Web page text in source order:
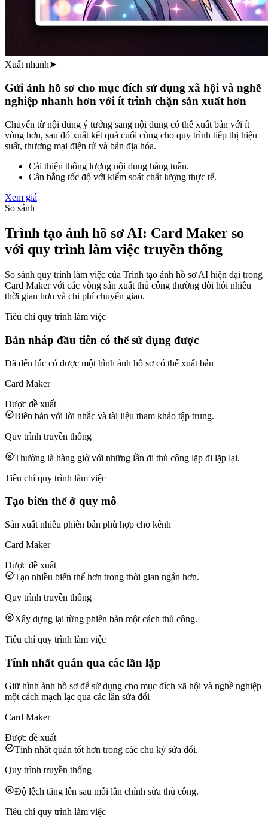
Xuất nhanh➤
Gửi ảnh hồ sơ cho mục đích sử dụng xã hội và nghề
nghiệp nhanh hơn với ít trình chặn sản xuất hơn
Chuyển từ nội dung ý tưởng sang nội dung có thể xuất bản với ít
vòng hơn, sau đó xuất kết quả cuối cùng cho quy trình tiếp thị hiệu
suất, thương mại điện tử và bản địa hóa.
Cải thiện thông lượng nội dung hàng tuần.
Cân bằng tốc độ với kiểm soát chất lượng thực tế.
Xem giá
So sánh
Trình tạo ảnh hồ sơ AI: Card Maker so
với quy trình làm việc truyền thống
So sánh quy trình làm việc của Trình tạo ảnh hồ sơ AI hiện đại trong
Card Maker với các vòng sản xuất thủ công thường đòi hỏi nhiều
thời gian hơn và chi phí chuyển giao.
Tiêu chí quy trình làm việc
Bản nháp đầu tiên có thể sử dụng được
Đã đến lúc có được một hình ảnh hồ sơ có thể xuất bản
Card Maker
Được đề xuất
Biên bản với lời nhắc và tài liệu tham khảo tập trung.
Quy trình truyền thống
Thường là hàng giờ với những lần đi thủ công lặp đi lặp lại.
Tiêu chí quy trình làm việc
Tạo biến thể ở quy mô
Sản xuất nhiều phiên bản phù hợp cho kênh
Card Maker
Được đề xuất
Tạo nhiều biến thể hơn trong thời gian ngắn hơn.
Quy trình truyền thống
Xây dựng lại từng phiên bản một cách thủ công.
Tiêu chí quy trình làm việc
Tính nhất quán qua các lần lặp
Giữ hình ảnh hồ sơ để sử dụng cho mục đích xã hội và nghề nghiệp
một cách mạch lạc qua các lần sửa đổi
Card Maker
Được đề xuất
Tính nhất quán tốt hơn trong các chu kỳ sửa đổi.
Quy trình truyền thống
Độ lệch tăng lên sau mỗi lần chỉnh sửa thủ công.
Tiêu chí quy trình làm việc